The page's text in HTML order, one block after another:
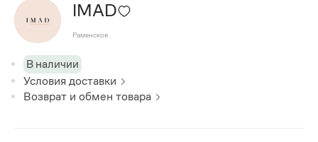
IMAD
Раменское
В наличии
Условия доставки
Возврат и обмен товара